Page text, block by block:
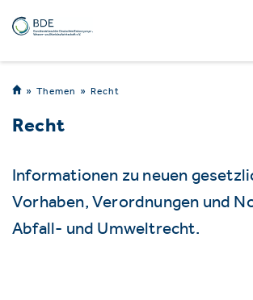
Themen Recht
Recht
Informationen zu neuen
Vorhaben, Verordnungen und
Abfall- und Umweltrecht.